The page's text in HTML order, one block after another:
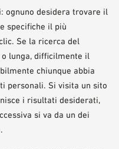
ognuno desidera trovare il
specifiche il più
Se la ricerca del
lunga, difficilmente il
chiunque abbia
personali. Si visita un sito
i risultati desiderati,
si va da un dei